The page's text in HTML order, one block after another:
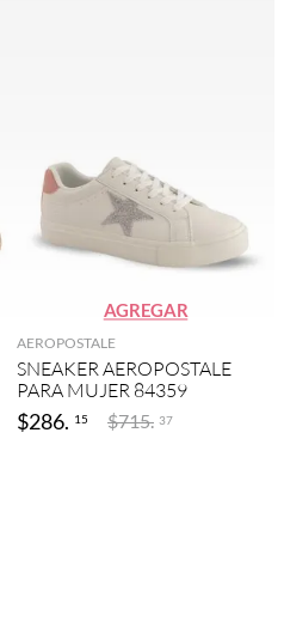
AGREGAR
AEROPOSTALE
SNEAKER AEROPOSTALE
PARA MUJER 84359
$286. 15 $715. 37